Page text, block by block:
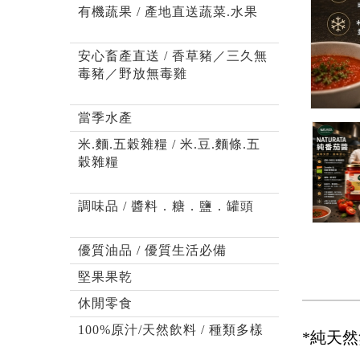
有機蔬果 / 產地直送蔬菜.水果
安心畜產直送 / 香草豬／三久無
毒豬／野放無毒雞
當季水產
米.麵.五穀雜糧 / 米.豆.麵條.五
穀雜糧
調味品 / 醬料．糖．鹽．罐頭
優質油品 / 優質生活必備
堅果果乾
休閒零食
100%原汁/天然飲料 / 種類多樣
*純天